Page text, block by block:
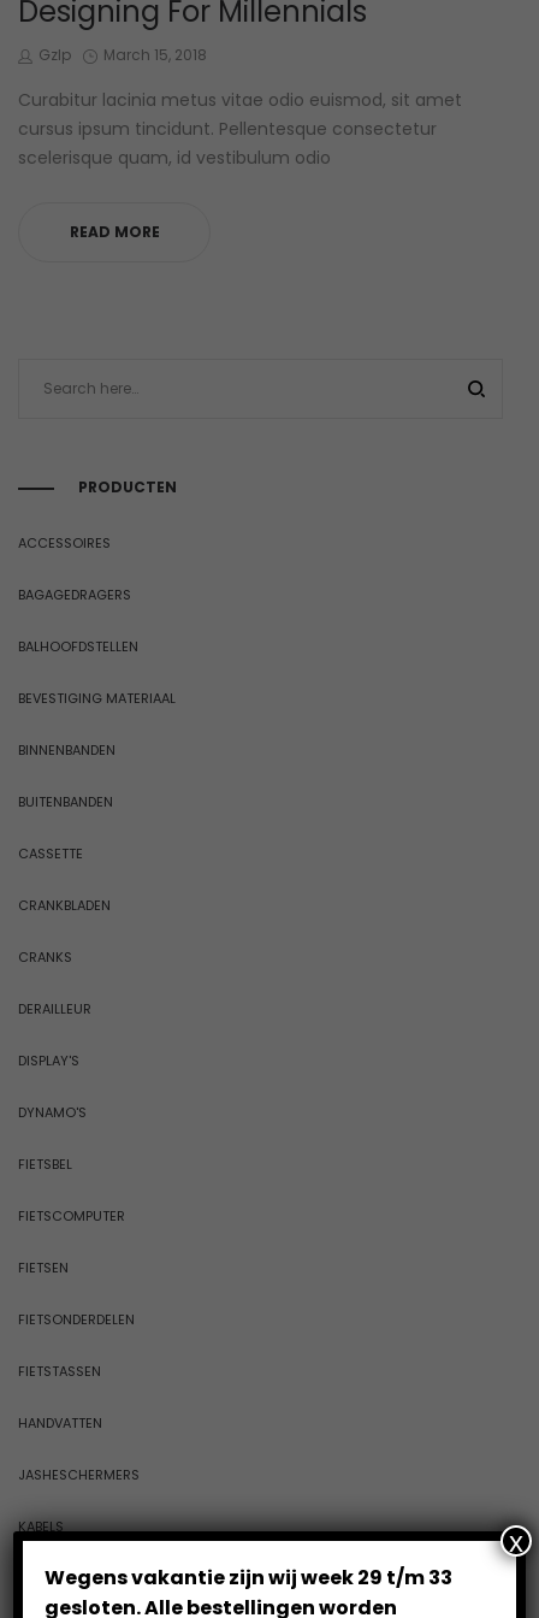
Designing For Millennials
by
Gzlp
Posted
March 15, 2018
Curabitur lacinia metus vitae odio euismod, sit amet
cursus ipsum tincidunt. Pellentesque consectetur
scelerisque quam, id vestibulum odio
READ MORE
PRODUCTEN
ACCESSOIRES
BAGAGEDRAGERS
BALHOOFDSTELLEN
BEVESTIGING MATERIAAL
BINNENBANDEN
BUITENBANDEN
CASSETTE
CRANKBLADEN
CRANKS
DERAILLEUR
DISPLAY'S
DYNAMO'S
FIETSBEL
FIETSCOMPUTER
FIETSEN
FIETSONDERDELEN
FIETSTASSEN
HANDVATTEN
JASHESCHERMERS
KABELS
KETTINGEN
Wegens vakantie zijn wij week 29 t/m 33
gesloten. Alle bestellingen worden
x